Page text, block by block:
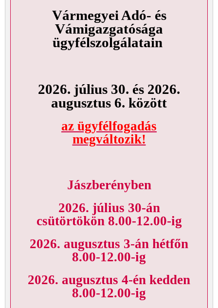
Vármegyei Adó- és
Vámigazgatósága
ügyfélszolgálatain
2026. július 30. és 2026.
augusztus 6. között
az ügyfélfogadás
megváltozik!
Jászberényben
2026. július 30-án
csütörtökön 8.00-12.00-ig
2026. augusztus 3-án hétfőn
8.00-12.00-ig
2026. augusztus 4-én kedden
8.00-12.00-ig